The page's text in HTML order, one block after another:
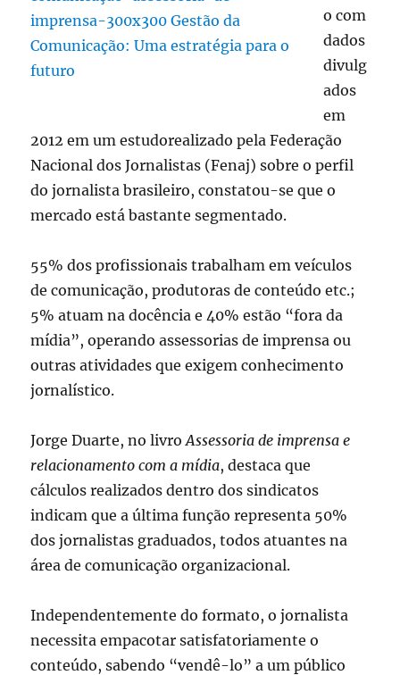
o com
dados
divulg
ados
em
2012 em um estudorealizado pela Federação
Nacional dos Jornalistas (Fenaj) sobre o perfil
do jornalista brasileiro, constatou-se que o
mercado está bastante segmentado.
55% dos profissionais trabalham em veículos
de comunicação, produtoras de conteúdo etc.;
5% atuam na docência e 40% estão “fora da
mídia”, operando assessorias de imprensa ou
outras atividades que exigem conhecimento
jornalístico.
Jorge Duarte, no livroAssessoria de imprensa e
relacionamento com a mídia, destaca que
cálculos realizados dentro dos sindicatos
indicam que a última função representa 50%
dos jornalistas graduados, todos atuantes na
área de comunicação organizacional.
Independentemente do formato, o jornalista
necessita empacotar satisfatoriamente o
conteúdo, sabendo “vendê-lo” a um público